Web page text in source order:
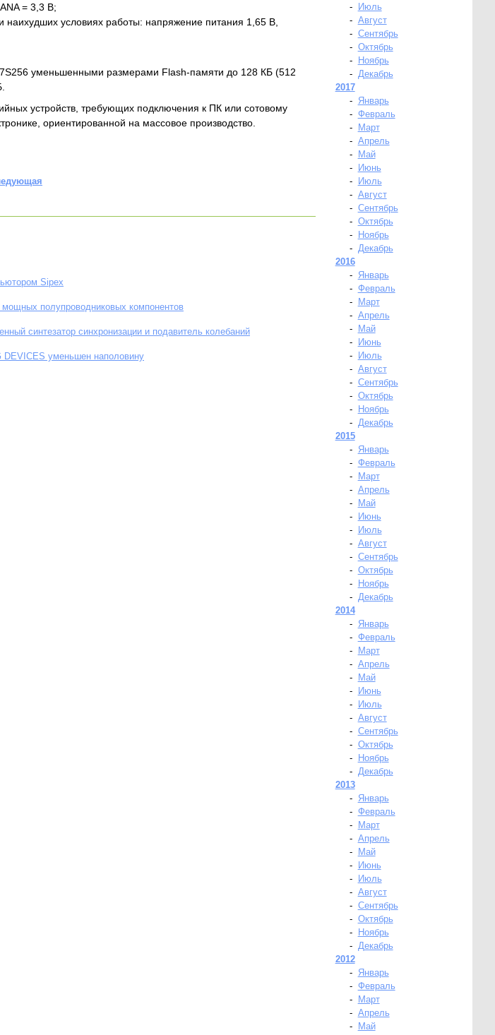
= 3,3 В;
наихудших условиях работы: напряжение питания 1,65 В,
уменьшенными размерами Flash-памяти до 128 КБ (512
устройств, требующих подключения к ПК или сотовому
ориентированной на массовое производство.
Sipex
полупроводниковых компонентов
синтезатор синхронизации и подавитель колебаний
DEVICES уменьшен наполовину
-
Июль
- Август
- Сентябрь
- Октябрь
-
Ноябрь
- Декабрь
2017
-
Январь
- Февраль
-
Март
- Апрель
-
Май
-
Июнь
-
Июль
- Август
- Сентябрь
- Октябрь
-
Ноябрь
- Декабрь
2016
-
Январь
- Февраль
-
Март
- Апрель
-
Май
-
Июнь
-
Июль
- Август
- Сентябрь
- Октябрь
-
Ноябрь
- Декабрь
2015
-
Январь
- Февраль
-
Март
- Апрель
-
Май
-
Июнь
-
Июль
- Август
- Сентябрь
- Октябрь
-
Ноябрь
- Декабрь
2014
-
Январь
- Февраль
-
Март
- Апрель
-
Май
-
Июнь
-
Июль
- Август
- Сентябрь
- Октябрь
-
Ноябрь
- Декабрь
2013
-
Январь
- Февраль
-
Март
- Апрель
-
Май
-
Июнь
-
Июль
- Август
- Сентябрь
- Октябрь
-
Ноябрь
- Декабрь
2012
-
Январь
- Февраль
-
Март
- Апрель
-
Май